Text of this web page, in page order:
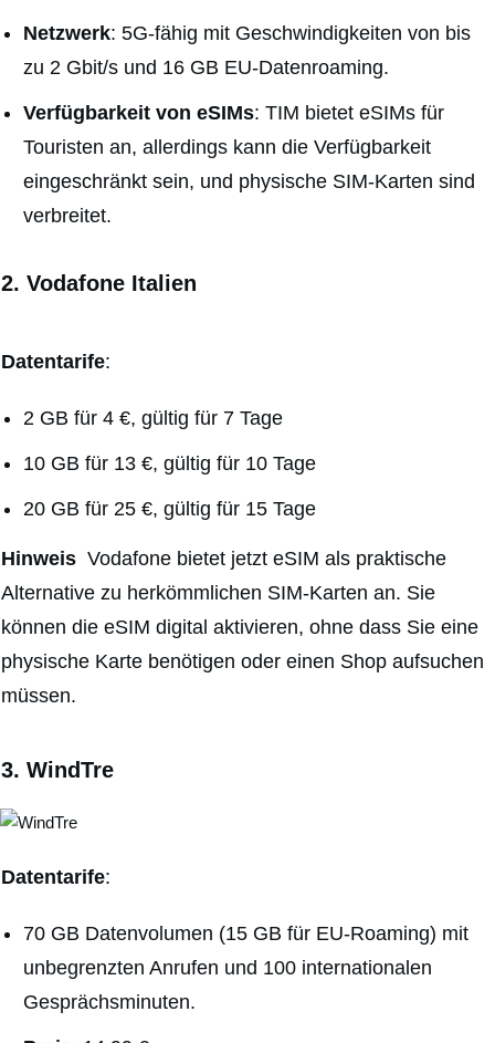
Netzwerk: 5G-fähig mit Geschwindigkeiten von bis
zu 2 Gbit/s und 16 GB EU-Datenroaming.
Verfügbarkeit von eSIMs: TIM bietet eSIMs für
Touristen an, allerdings kann die Verfügbarkeit
eingeschränkt sein, und physische SIM-Karten sind
verbreitet.
2. Vodafone Italien
Datentarife:
2 GB für 4 €, gültig für 7 Tage
10 GB für 13 €, gültig für 10 Tage
20 GB für 25 €, gültig für 15 Tage
Hinweis Vodafone bietet jetzt eSIM als praktische
Alternative zu herkömmlichen SIM-Karten an. Sie
können die eSIM digital aktivieren, ohne dass Sie eine
physische Karte benötigen oder einen Shop aufsuchen
müssen.
3. WindTre
Datentarife:
70 GB Datenvolumen (15 GB für EU-Roaming) mit
unbegrenzten Anrufen und 100 internationalen
Gesprächsminuten.